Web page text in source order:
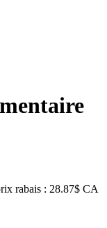
rabais : 28.87$ CA